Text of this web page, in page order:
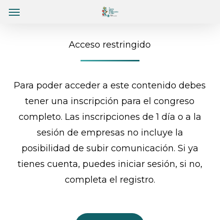
SkipMenu
Acceso restringido
Para poder acceder a este contenido debes
tener una inscripción para el congreso
completo. Las inscripciones de 1 día o a la
sesión de empresas no incluye la
posibilidad de subir comunicación. Si ya
tienes cuenta, puedes iniciar sesión, si no,
completa el registro.
Menu